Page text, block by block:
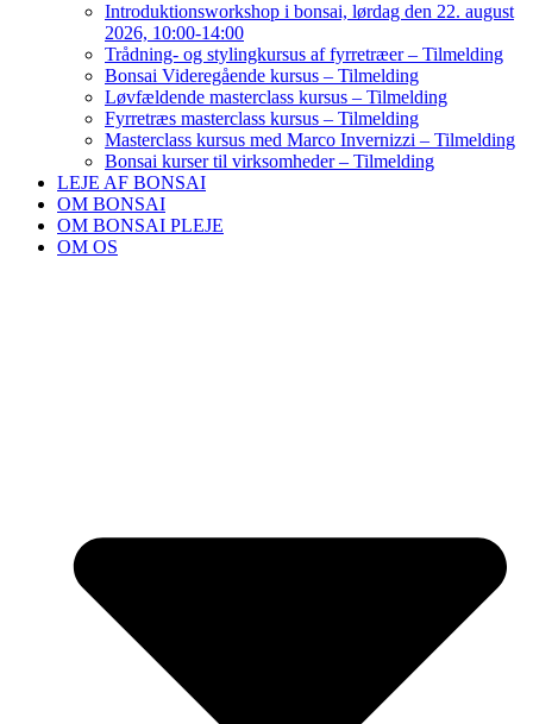
Introduktionsworkshop i bonsai, lørdag den 22. august
2026, 10:00-14:00
Trådning- og stylingkursus af fyrretræer – Tilmelding
Bonsai Videregående kursus – Tilmelding
Løvfældende masterclass kursus – Tilmelding
Fyrretræs masterclass kursus – Tilmelding
Masterclass kursus med Marco Invernizzi – Tilmelding
Bonsai kurser til virksomheder – Tilmelding
LEJE AF BONSAI
OM BONSAI
OM BONSAI PLEJE
OM OS